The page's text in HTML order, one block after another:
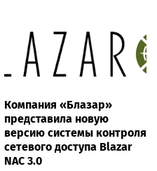
Компания «Блазар»
представила новую
версию системы контроля
сетевого доступа Blazar
NAC 3.0